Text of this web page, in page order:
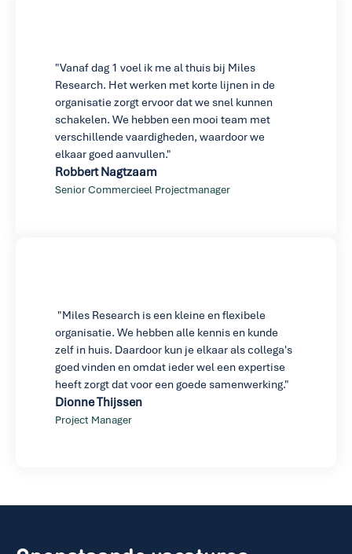
"Vanaf dag 1 voel ik me al thuis bij Miles
Research. Het werken met korte lijnen in de
organisatie zorgt ervoor dat we snel kunnen
schakelen. We hebben een mooi team met
verschillende vaardigheden, waardoor we
elkaar goed aanvullen."
Robbert Nagtzaam
Senior Commercieel Projectmanager
organisatie. We hebben alle kennis en kunde
zelf in huis. Daardoor kun je elkaar als collega's
goed vinden en omdat ieder wel een expertise
heeft zorgt dat voor een goede samenwerking."
Dionne Thijssen
Project Manager